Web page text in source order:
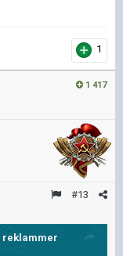
1
1 417
#13
reklammer